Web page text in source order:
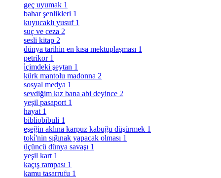
geç uyumak 1
bahar şenlikleri 1
kuyucaklı yusuf 1
suç ve ceza 2
sesli kitap 2
dünya tarihin en kısa mektuplaşması 1
petrikor 1
i̇çimdeki şeytan 1
kürk mantolu madonna 2
sosyal medya 1
sevdiğim kız bana abi deyince 2
yeşil pasaport 1
hayat 1
bibliobibuli 1
eşeğin aklına karpuz kabuğu düşürmek 1
toki̇'nin sığınak yapacak olması 1
üçüncü dünya savaşı 1
yeşil kart 1
kaçış rampası 1
kamu tasarrufu 1